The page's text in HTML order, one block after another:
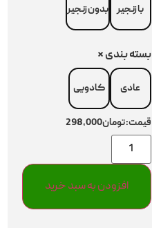
با زنجیر بدون زنجیر
بسته بندی*
عادی کادویی
قیمت:تومان298,000
افزودن به سبد خرید